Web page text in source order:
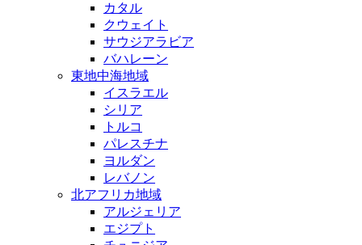
カタル
クウェイト
サウジアラビア
バハレーン
東地中海地域
イスラエル
シリア
トルコ
パレスチナ
ヨルダン
レバノン
北アフリカ地域
アルジェリア
エジプト